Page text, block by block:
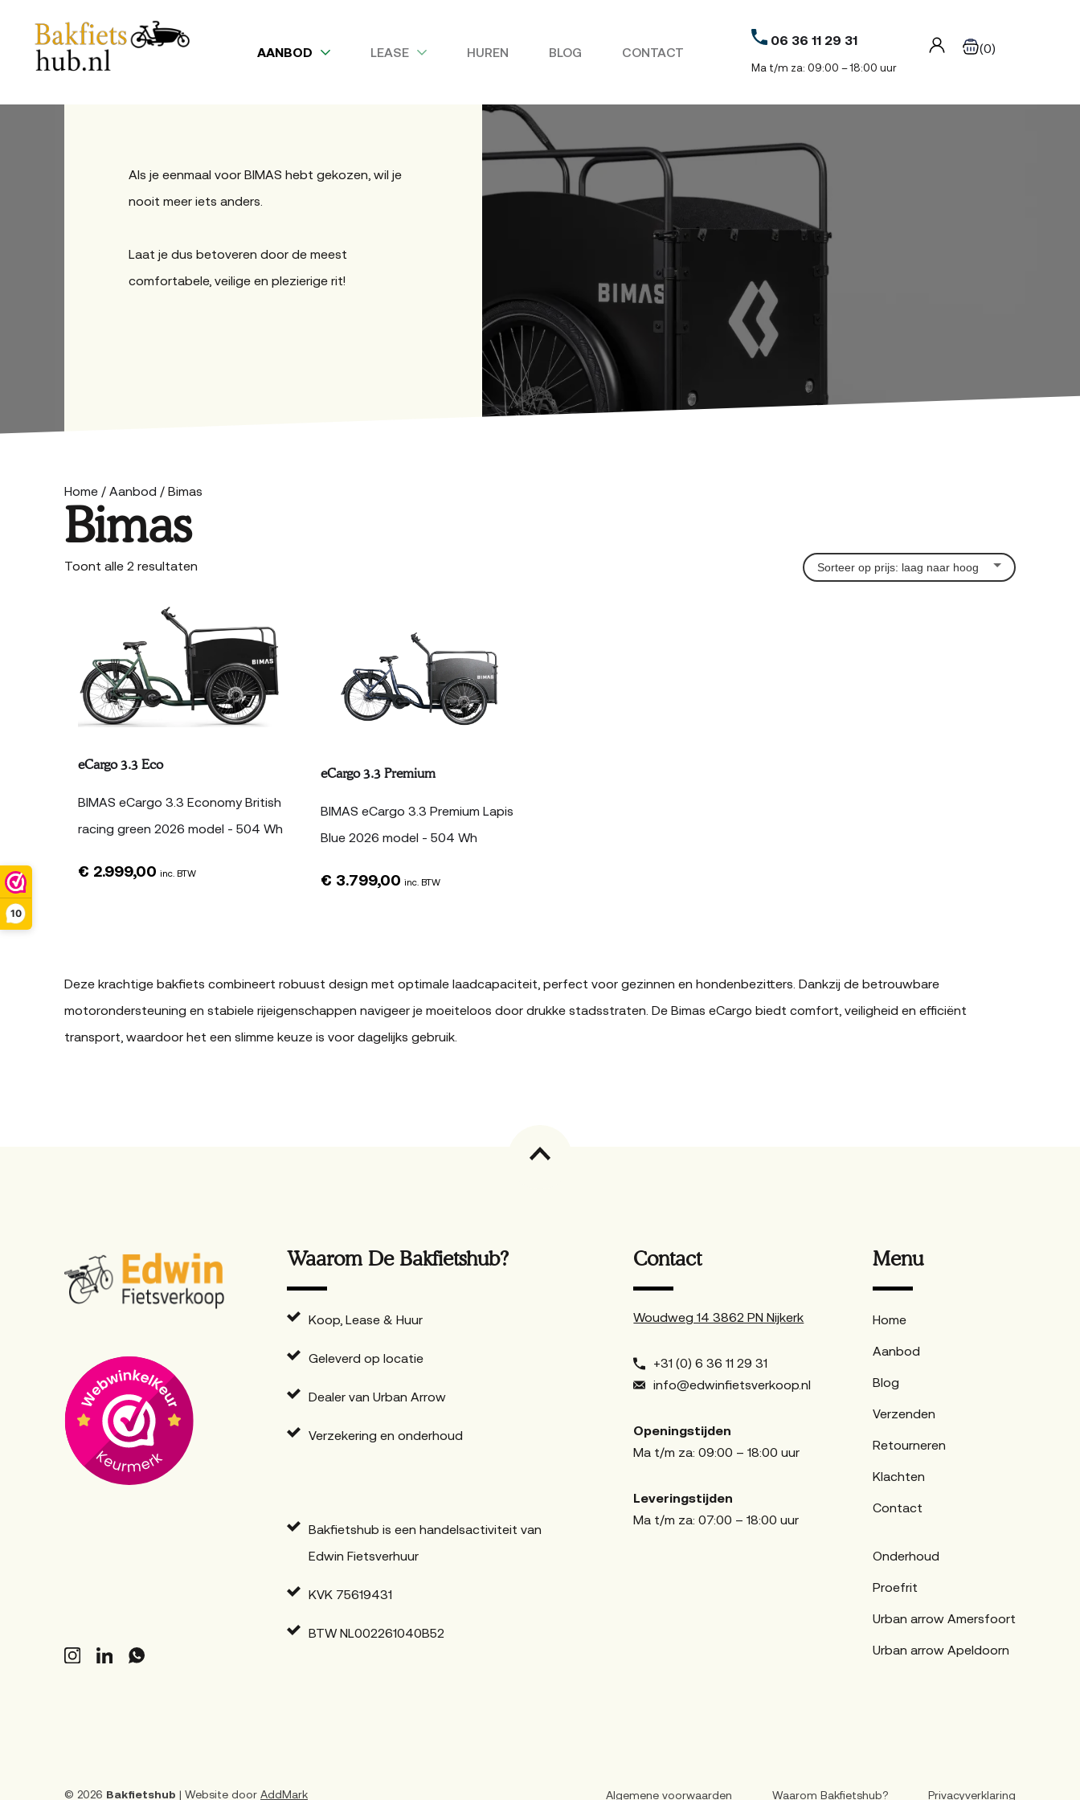
10
AANBOD LEASE HUREN BLOG CONTACT
06 36 11 29 31
Ma t/m za: 09:00 – 18:00 uur
(0)
Als je eenmaal voor BIMAS hebt gekozen, wil je
nooit meer iets anders.
Laat je dus betoveren door de meest
comfortabele, veilige en plezierige rit!
Home / Aanbod / Bimas
Bimas
Toont alle 2 resultaten
laag
naar
hoog
eCargo 3.3 Eco
BIMAS eCargo 3.3 Economy British
racing green 2026 model - 504 Wh
€ 2.999,00 inc. BTW
eCargo 3.3 Premium
BIMAS eCargo 3.3 Premium Lapis
Blue 2026 model - 504 Wh
€ 3.799,00 inc. BTW
Deze krachtige bakfiets combineert robuust design met optimale laadcapaciteit, perfect voor gezinnen en hondenbezitters. Dankzij de betrouwbare
motorondersteuning en stabiele rijeigenschappen navigeer je moeiteloos door drukke stadsstraten. De Bimas eCargo biedt comfort, veiligheid en efficiënt
transport, waardoor het een slimme keuze is voor dagelijks gebruik.
Waarom De Bakfietshub?
Koop, Lease & Huur
Geleverd op locatie
Dealer van Urban Arrow
Verzekering en onderhoud
Bakfietshub is een handelsactiviteit van
Edwin Fietsverhuur
KVK 75619431
BTW NL002261040B52
Contact
Woudweg 14 3862 PN Nijkerk
+31 (0) 6 36 11 29 31
info@edwinfietsverkoop.nl
Openingstijden
Ma t/m za: 09:00 – 18:00 uur
Leveringstijden
Ma t/m za: 07:00 – 18:00 uur
Menu
Home
Aanbod
Blog
Verzenden
Retourneren
Klachten
Contact
Onderhoud
Proefrit
Urban arrow Amersfoort
Urban arrow Apeldoorn
© 2026 Bakfietshub | Website door AddMark Algemene voorwaarden Waarom Bakfietshub? Privacyverklaring